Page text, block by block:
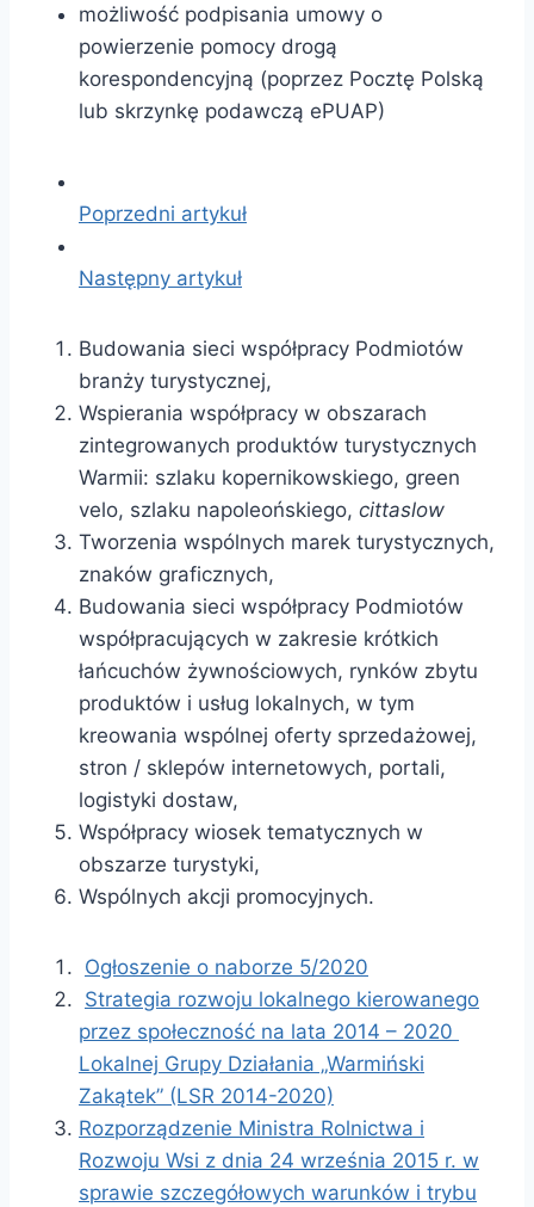
możliwość podpisania umowy o
powierzenie pomocy drogą
korespondencyjną (poprzez Pocztę Polską
lub skrzynkę podawczą ePUAP)
Poprzedni artykuł
Następny artykuł
Budowania sieci współpracy Podmiotów
branży turystycznej,
Wspierania współpracy w obszarach
zintegrowanych produktów turystycznych
Warmii: szlaku kopernikowskiego, green
velo, szlaku napoleońskiego, cittaslow
Tworzenia wspólnych marek turystycznych,
znaków graficznych,
Budowania sieci współpracy Podmiotów
współpracujących w zakresie krótkich
łańcuchów żywnościowych, rynków zbytu
produktów i usług lokalnych, w tym
kreowania wspólnej oferty sprzedażowej,
stron / sklepów internetowych, portali,
logistyki dostaw,
Współpracy wiosek tematycznych w
obszarze turystyki,
Wspólnych akcji promocyjnych.
Ogłoszenie o naborze 5/2020
Strategia rozwoju lokalnego kierowanego
przez społeczność na lata 2014 – 2020
Lokalnej Grupy Działania „Warmiński
Zakątek” (LSR 2014-2020)
Rozporządzenie Ministra Rolnictwa i
Rozwoju Wsi z dnia 24 września 2015 r. w
sprawie szczegółowych warunków i trybu